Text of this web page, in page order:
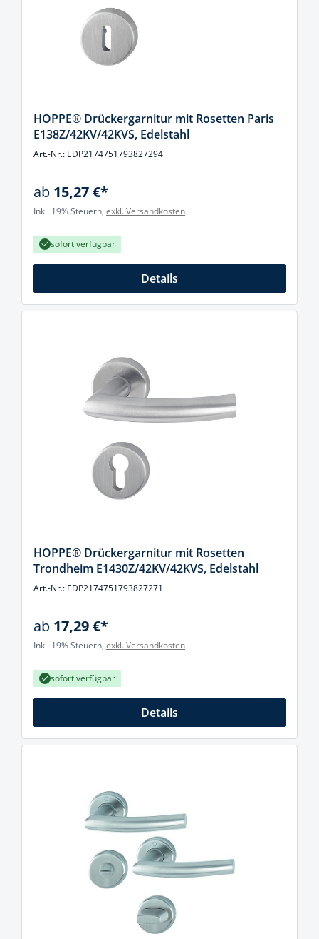
HOPPE® Drückergarnitur mit Rosetten Paris
E138Z/42KV/42KVS, Edelstahl
Art.-Nr.: EDP2174751793827294
ab 15,27 €*
Inkl. 19% Steuern, exkl. Versandkosten
sofort verfügbar
Details
HOPPE® Drückergarnitur mit Rosetten
Trondheim E1430Z/42KV/42KVS, Edelstahl
Art.-Nr.: EDP2174751793827271
ab 17,29 €*
Inkl. 19% Steuern, exkl. Versandkosten
sofort verfügbar
Details